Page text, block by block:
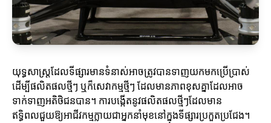
យុទ្ធសាស្ត្រដែលទីផ្សារមានទំនាស់អាចត្រូវបានទាញយកមកប្រើប្រាស់
ដើម្បីផលិតផលថ្មីៗ ឬក៏សេវាកម្មថ្មីៗ ដែលមានភាពខុសគ្នាដែលអាច
ទាក់ទាញអតិថិជនបាន។ ការបង្កើតនូវផលិតផលថ្មីៗដែលមាន
ឥទ្ធិពលជួយឱ្យអាជីវកម្មក្លាយជាអ្នកនាំមុខនៅក្នុងទីផ្សារប្រកួតប្រជែង។